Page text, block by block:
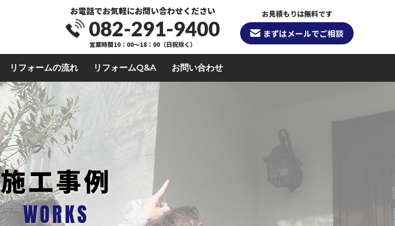
お電話でお気軽にお問い合わせください
082-291-9400
営業時間10：00～18：00（日祝除く）
お見積もりは無料です
まずはメールでご相談
リフォームの流れ リフォームQ&A お問い合わせ
施工事例
WORKS